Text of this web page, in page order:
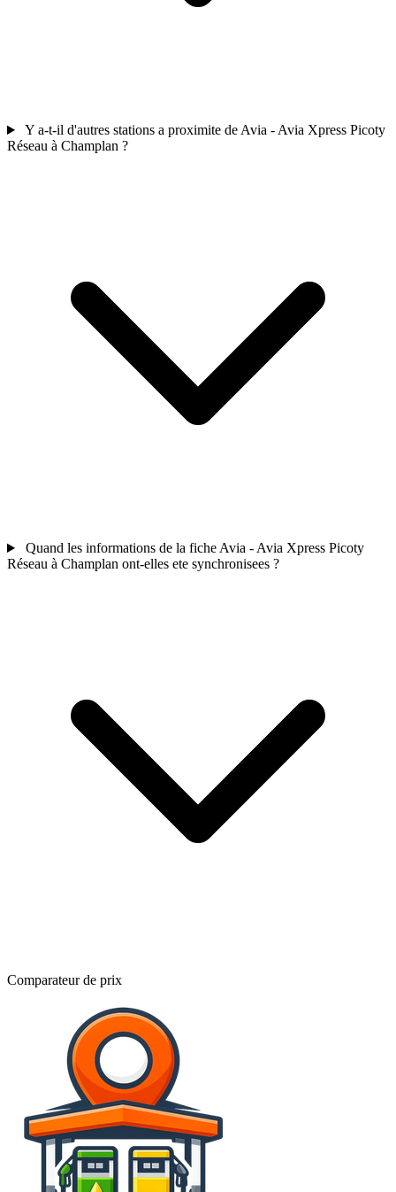
Y a-t-il d'autres stations a proximite de Avia - Avia Xpress Picoty
Réseau à Champlan ?
Quand les informations de la fiche Avia - Avia Xpress Picoty
Réseau à Champlan ont-elles ete synchronisees ?
Comparateur de prix